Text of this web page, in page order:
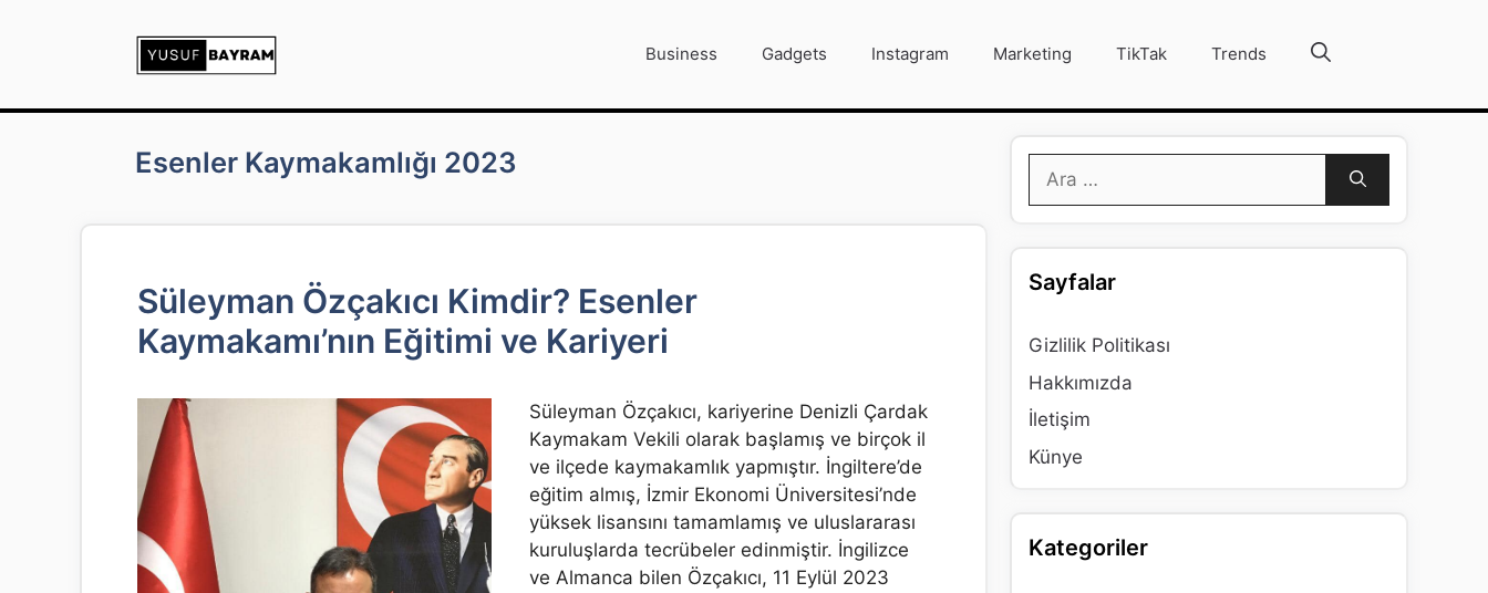
Business Gadgets Instagram Marketing TikTak Trends
Esenler Kaymakamlığı 2023
Süleyman Özçakıcı Kimdir? Esenler
Kaymakamı’nın Eğitimi ve Kariyeri
Süleyman Özçakıcı, kariyerine Denizli Çardak
Kaymakam Vekili olarak başlamış ve birçok il
ve ilçede kaymakamlık yapmıştır. İngiltere’de
eğitim almış, İzmir Ekonomi Üniversitesi’nde
yüksek lisansını tamamlamış ve uluslararası
kuruluşlarda tecrübeler edinmiştir. İngilizce
ve Almanca bilen Özçakıcı, 11 Eylül 2023
için
Sayfalar
Gizlilik Politikası
Hakkımızda
İletişim
Künye
Kategoriler